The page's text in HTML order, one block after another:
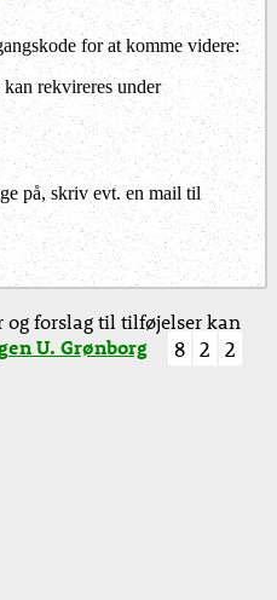
for at komme videre:
rekvireres under
på, skriv evt. en mail til
og forslag til tilføjelser kan
U. Grønborg 8 2 2